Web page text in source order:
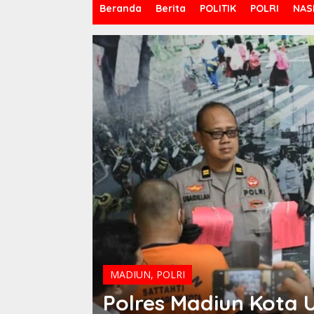
Beranda Berita POLITIK POLRI
MADIUN, POLRI
Polres Madiun Kota